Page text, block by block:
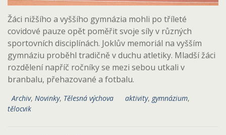
Žáci nižšího a vyššího gymnázia mohli po tříleté
covidové pauze opět poměřit svoje síly v různých
sportovních disciplínách. Joklův memoriál na vyšším
gymnáziu proběhl tradičně v duchu atletiky. Mladší žáci
rozdělení napříč ročníky se mezi sebou utkali v
branbalu, přehazované a fotbalu.
Archiv, Novinky, Tělesná výchova aktivity, gymnázium,
tělocvik